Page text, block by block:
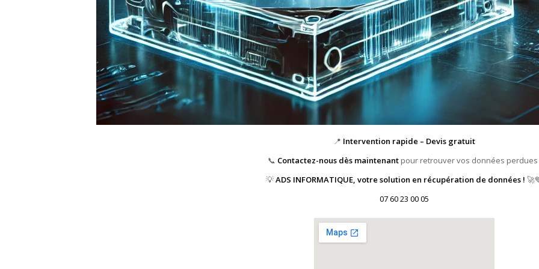
📍 Intervention rapide – Devis gratuit
📞 Contactez-nous dès maintenantpour retrouver vos données perdues
💡ADS INFORMATIQUE, votre solution en récupération de données !
07 60 23 00 05